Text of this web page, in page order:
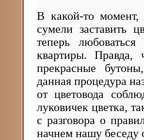
В какой-то момент,
сумели заставить
теперь
квартиры. Правда,
прекрасные
данная процедура
от цветовода
луковичек цветка,
с разговора о
начнем нашу беседу